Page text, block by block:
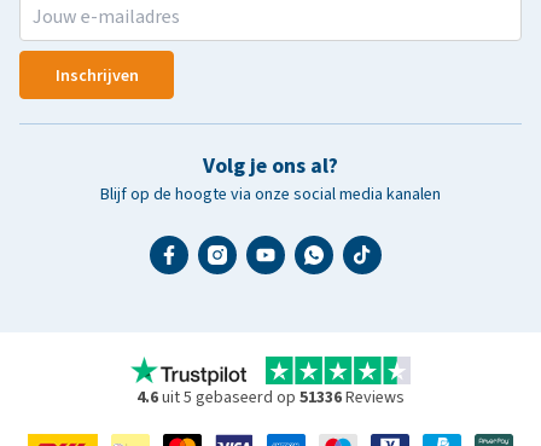
Inschrijven
Volg je ons al?
Blijf op de hoogte via onze social media kanalen
4.6uit 5 gebaseerd op 51336Reviews